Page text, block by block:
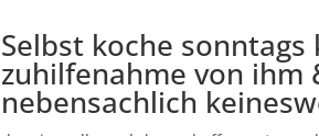
Selbst koche
zuhilfenahme von ihm
nebensachlich